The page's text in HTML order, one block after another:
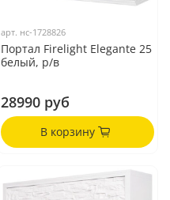
арт. нс-1728826
Портал Firelight Elegante 25
белый, р/в
28990 руб
В корзину